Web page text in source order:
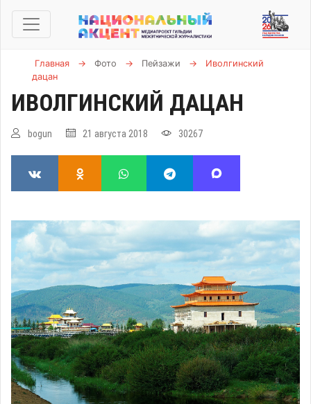
Главная → Фото → Пейзажи →
Иволгинский
дацан
ИВОЛГИНСКИЙ ДАЦАН
bogun 21 августа 2018 30267